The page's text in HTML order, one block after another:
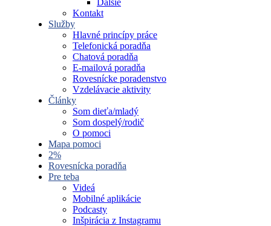
Ďalšie
Kontakt
Služby
Hlavné princípy práce
Telefonická poradňa
Chatová poradňa
E-mailová poradňa
Rovesnícke poradenstvo
Vzdelávacie aktivity
Články
Som dieťa/mladý
Som dospelý/rodič
O pomoci
Mapa pomoci
2%
Rovesnícka poradňa
Pre teba
Videá
Mobilné aplikácie
Podcasty
Inšpirácia z Instagramu